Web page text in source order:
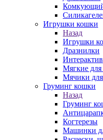
Игрушки кошки
Назад
Игрушки
Дразнилки
Мягкие
Мячики
Груминг кошки
Назад
Груминг
Когтерезы
Машинки